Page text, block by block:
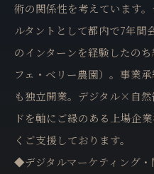
術の関係性を考えています
ルタントとして都内で7年間
のインターンを経験したの
フェ・ベリー農園）。事業
も独立開業。デジタル×自
ドを軸にご縁のある上場企
くご支援しております。
◆デジタルマーケティング